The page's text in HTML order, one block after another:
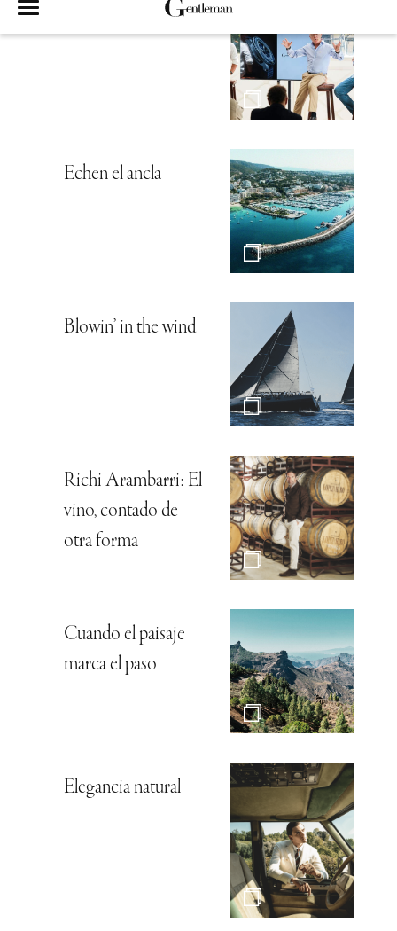
Hambre de mar
Echen el ancla
Blowin’ in the wind
Richi Arambarri: El
vino, contado de
otra forma
Cuando el paisaje
marca el paso
Elegancia natural